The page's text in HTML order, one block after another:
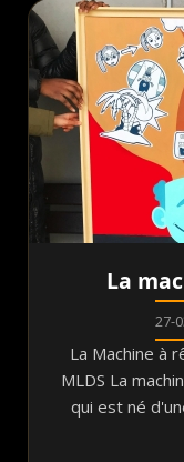
La
27-
La Machine à
MLDS La
qui est né